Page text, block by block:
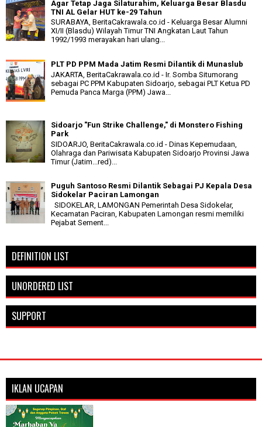
Agar Tetap Jaga Silaturahim, Keluarga Besar Blasdu
TNI AL Gelar HUT ke-29 Tahun
SURABAYA, BeritaCakrawala.co.id - Keluarga Besar Alumni
XI/II (Blasdu) Wilayah Timur TNI Angkatan Laut Tahun
1992/1993 merayakan hari ulang...
PLT PD PPM Mada Jatim Resmi Dilantik di Munaslub
JAKARTA, BeritaCakrawala.co.id - Ir. Somba Situmorang
sebagai PC PPM Kabupaten Sidoarjo, sebagai PLT Ketua PD
Pemuda Panca Marga (PPM) Jawa...
Sidoarjo "Fun Strike Challenge," di Monstero Fishing
Park
SIDOARJO, BeritaCakrawala.co.id - Dinas Kepemudaan,
Olahraga dan Pariwisata Kabupaten Sidoarjo Provinsi Jawa
Timur (Jatim...red)...
Puguh Santoso Resmi Dilantik Sebagai PJ Kepala Desa
Sidokelar Paciran Lamongan
SIDOKELAR, LAMONGAN Pemerintah Desa Sidokelar,
Kecamatan Paciran, Kabupaten Lamongan resmi memiliki
Pejabat Sement...
DEFINITION LIST
UNORDERED LIST
SUPPORT
IKLAN UCAPAN